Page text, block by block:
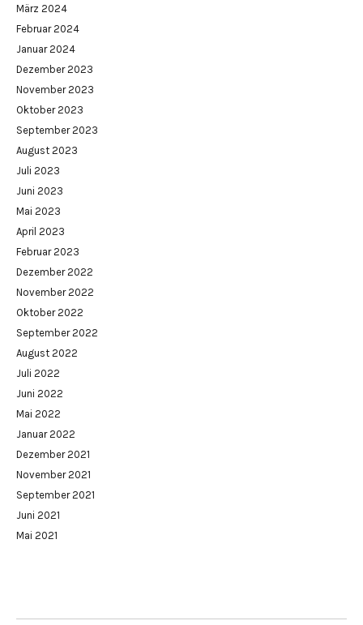
März 2024
Februar 2024
Januar 2024
Dezember 2023
November 2023
Oktober 2023
September 2023
August 2023
Juli 2023
Juni 2023
Mai 2023
April 2023
Februar 2023
Dezember 2022
November 2022
Oktober 2022
September 2022
August 2022
Juli 2022
Juni 2022
Mai 2022
Januar 2022
Dezember 2021
November 2021
September 2021
Juni 2021
Mai 2021